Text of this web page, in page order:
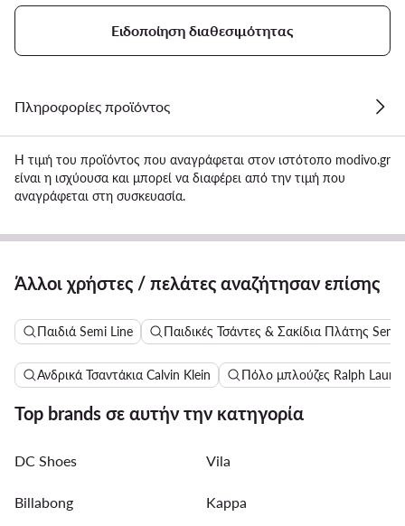
Ειδοποίηση διαθεσιμότητας
Πληροφορίες προϊόντος
Η τιμή του προϊόντος που αναγράφεται στον ιστότοπο modivo.gr
είναι η ισχύουσα και μπορεί να διαφέρει από την τιμή που
αναγράφεται στη συσκευασία.
Άλλοι χρήστες / πελάτες αναζήτησαν επίσης
Παιδιά Semi Line Παιδικές Τσάντες & Σακίδια Πλάτης Semi
Ανδρικά Τσαντάκια Calvin Klein Πόλο μπλούζες Ralph
Top brands σε αυτήν την κατηγορία
DC Shoes Vila
Billabong Kappa